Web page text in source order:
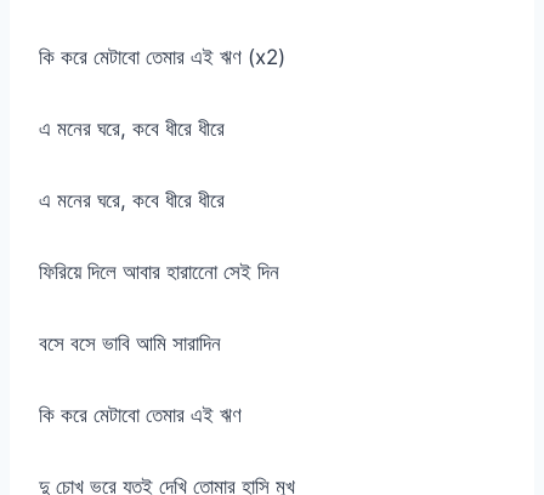
কি করে মেটাবো তেমার এই ঋণ (x2)
এ মনের ঘরে, কবে ধীরে ধীরে
এ মনের ঘরে, কবে ধীরে ধীরে
ফিরিয়ে দিলে আবার হারানেো সেই দিন
বসে বসে ভাবি আমি সারাদিন
কি করে মেটাবো তেমার এই ঋণ
দু চোখ ভরে যতই দেখি তোমার হাসি মুখ